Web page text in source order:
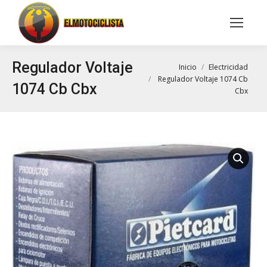
Buscar:
Regulador Voltaje
1074 Cb Cbx
Inicio
Electricidad
Regulador Voltaje 1074 Cb
Cbx